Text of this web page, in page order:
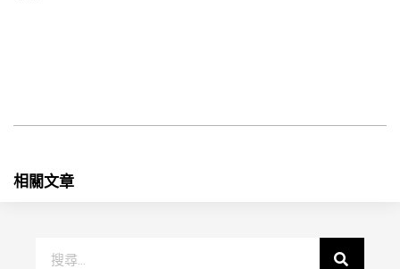
相關文章